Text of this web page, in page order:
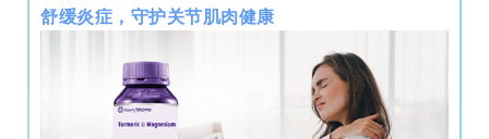
舒缓炎症，守护关节肌肉健康